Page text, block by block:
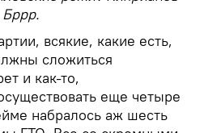
Бррр.
всякие, какие есть,
сложиться
и как-то,
еще четыре
набралось аж шесть